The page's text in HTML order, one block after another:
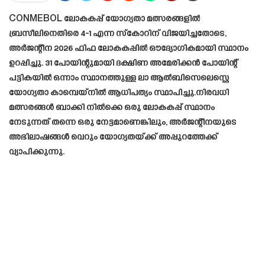
CONMEBOL ലോകകപ്പ് യോഗ്യതാ മത്സരങ്ങളിൽ
ബ്രസീലിനെതിരെ 4-1 എന്ന സ്കോറിന് വിജയിച്ചതോടെ,
അർജന്റീന 2026 ഫിഫ ലോകകപ്പിൽ ഔദ്യോഗികമായി സ്ഥാനം
ഉറപ്പിച്ചു. 31 പോയിന്റുമായി ദക്ഷിണ അമേരിക്കൻ പോയിന്റ്
പട്ടികയിൽ ഒന്നാം സ്ഥാനത്തുള്ള ലാ ആൽബിസെലെസ്റ്റെ
യോഗ്യതാ കാമ്പെയ്‌നിൽ ആധിപത്യം സ്ഥാപിച്ചു.നിരവധി
മത്സരങ്ങൾ ബാക്കി നിൽക്കെ ഒരു ലോകകപ്പ് സ്ഥാനം
നേടുന്നത് തന്നെ ഒരു നേട്ടമാണെങ്കിലും, അർജന്റീനയുടെ
അഭിലാഷങ്ങൾ വെറും യോഗ്യതയ്ക്ക് അപ്പുറത്തേക്ക്
വ്യാപിക്കുന്നു.